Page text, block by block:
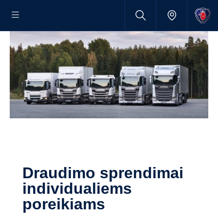
Draudimo sprendimai
individualiems
poreikiams